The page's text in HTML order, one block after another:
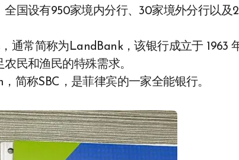
国设有950家境内分行、30家境外分行以及
通常简称为LandBank，该银行成立于 1963
民和渔民的特殊需求。
简称SBC，是菲律宾的一家全能银行。